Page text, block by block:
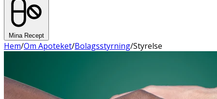
Mina Recept
Hem/Om Apoteket/Bolagsstyrning/Styrelse